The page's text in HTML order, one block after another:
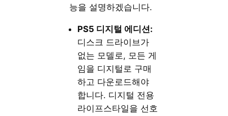
능을 설명하겠습니다.
PS5 디지털 에디션:
디스크 드라이브가
없는 모델로, 모든 게
임을 디지털로 구매
하고 다운로드해야
합니다. 디지털 전용
라이프스타일을 선호